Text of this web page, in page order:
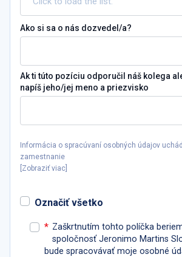
Ako si sa o nás dozvedel/a?
Ak ti túto pozíciu odporučil náš kolega
napíš jeho/jej meno a priezvisko
Informácia o spracúvaní osobných údajov
zamestnanie
Zobraziť viac
Označiť všetko
* Zaškrtnutím tohto políčka
spoločnosť Jeronimo Martins
bude spracovávať moje osobné